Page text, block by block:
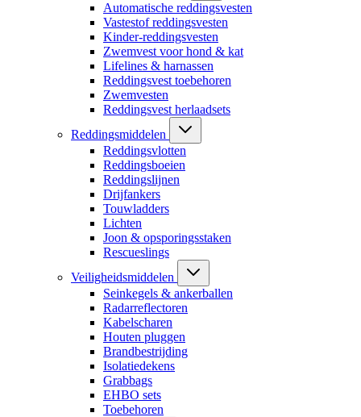
Automatische reddingsvesten
Vastestof reddingsvesten
Kinder-reddingsvesten
Zwemvest voor hond & kat
Lifelines & harnassen
Reddingsvest toebehoren
Zwemvesten
Reddingsvest herlaadsets
Reddingsmiddelen
Reddingsvlotten
Reddingsboeien
Reddingslijnen
Drijfankers
Touwladders
Lichten
Joon & opsporingsstaken
Rescueslings
Veiligheidsmiddelen
Seinkegels & ankerballen
Radarreflectoren
Kabelscharen
Houten pluggen
Brandbestrijding
Isolatiedekens
Grabbags
EHBO sets
Toebehoren